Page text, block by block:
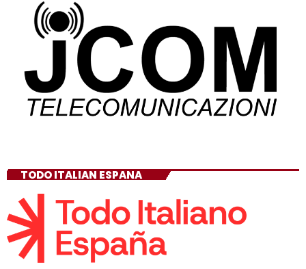
TODO ITALIAN ESPANA